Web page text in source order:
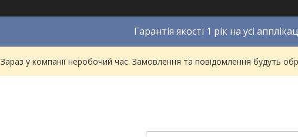
Гарантія якості 1 рік на усі
Зараз у компанії неробочий час. Замовлення та повідомлення будуть